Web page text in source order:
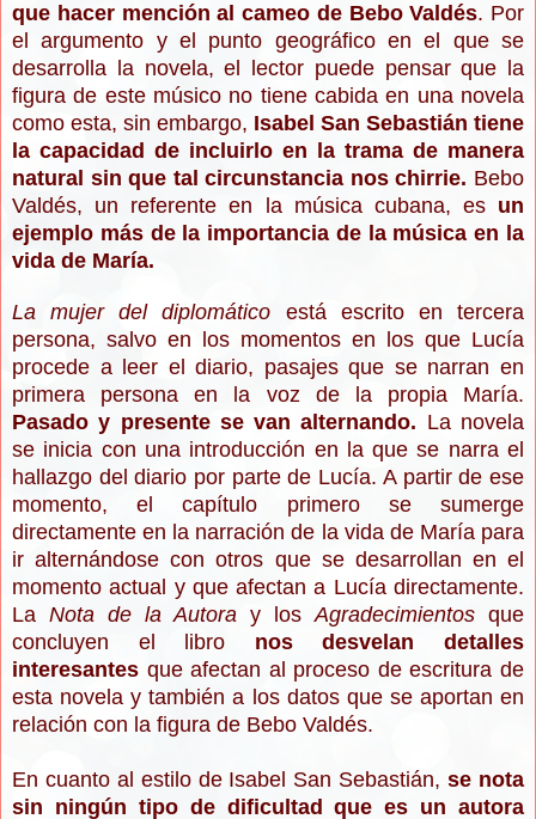
que hacer mención al cameo de Bebo Valdés. Por
el argumento y el punto geográfico en el que se
desarrolla la novela, el lector puede pensar que la
figura de este músico no tiene cabida en una novela
como esta, sin embargo, Isabel San Sebastián tiene
la capacidad de incluirlo en la trama de manera
natural sin que tal circunstancia nos chirrie. Bebo
Valdés, un referente en la música cubana, es un
ejemplo más de la importancia de la música en la
vida de María.
La mujer del diplomático está escrito en tercera
persona, salvo en los momentos en los que Lucía
procede a leer el diario, pasajes que se narran en
primera persona en la voz de la propia María.
Pasado y presente se van alternando. La novela
se inicia con una introducción en la que se narra el
hallazgo del diario por parte de Lucía. A partir de ese
momento, el capítulo primero se sumerge
directamente en la narración de la vida de María para
ir alternándose con otros que se desarrollan en el
momento actual y que afectan a Lucía directamente.
La Nota de la Autora y losAgradecimientos que
concluyen el libro nos desvelan detalles
interesantes que afectan al proceso de escritura de
esta novela y también a los datos que se aportan en
relación con la figura de Bebo Valdés.
En cuanto al estilo de Isabel San Sebastián,se nota
sin ningún tipo de dificultad que es un autora